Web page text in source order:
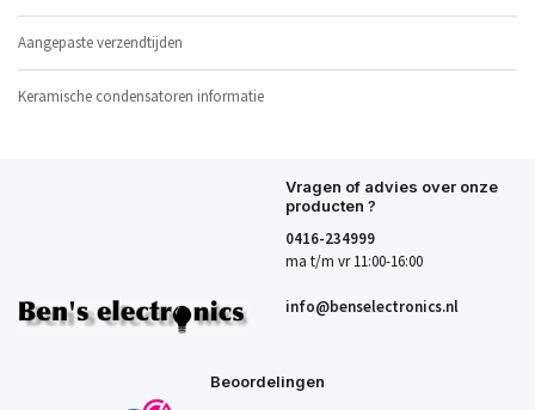
Aangepaste verzendtijden
Keramische condensatoren informatie
Vragen of advies over onze
producten ?
0416-234999
ma t/m vr 11:00-16:00
info@benselectronics.nl
Beoordelingen